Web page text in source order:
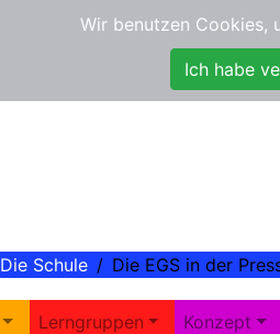
Wir benutzen Cookies,
Ich habe
Die Schule Die EGS in der
Lerngruppen Konzept